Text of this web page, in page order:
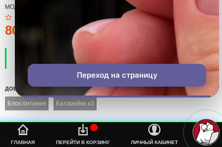
ГЛАВНАЯ
%s
ПЕРЕЙТИ В КОРЗИНУ ЛИЧНЫЙ КАБИНЕТ
МОДЕЛЬ:
80тмт.
COOL
НАЛИЧИЕ:
ЕСТЬ В НАЛИЧИИ
ДОБАВИТЬ
Блок питания Батарейки x3
Переход на страницу